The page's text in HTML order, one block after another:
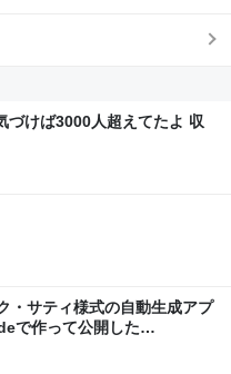
けば3000人超えてたよ 収
・サティ様式の自動生成アプ
で作って公開した